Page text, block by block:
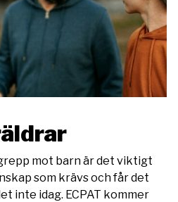
mot barn är det viktigt
som krävs och får det
inte idag. ECPAT kommer